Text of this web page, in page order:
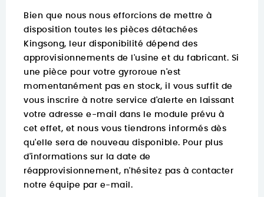
Bien que nous nous efforcions de mettre à
disposition toutes les pièces détachées
Kingsong, leur disponibilité dépend des
approvisionnements de l'usine et du fabricant. Si
une pièce pour votre gyroroue n'est
momentanément pas en stock, il vous suffit de
vous inscrire à notre service d'alerte en laissant
votre adresse e-mail dans le module prévu à
cet effet, et nous vous tiendrons informés dès
qu'elle sera de nouveau disponible. Pour plus
d'informations sur la date de
réapprovisionnement, n'hésitez pas à contacter
notre équipe par e-mail.